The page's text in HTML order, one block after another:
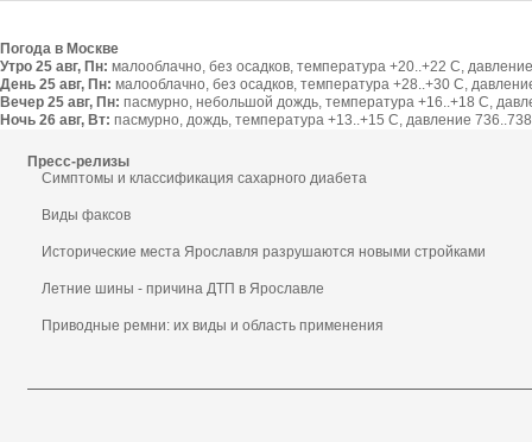
Погода в Москве
Утро 25 авг, Пн: малооблачно, без осадков, температура +20..+22 С,
День 25 авг, Пн: малооблачно, без осадков, температура +28..+30 С,
Вечер 25 авг, Пн: пасмурно, небольшой дождь, температура +16..+18 С,
Ночь 26 авг, Вт: пасмурно, дождь, температура +13..+15 С, давление
Пресс-релизы
Симптомы и классификация сахарного диабета
Виды факсов
Исторические места Ярославля разрушаются новыми стройками
Летние шины - причина ДТП в Ярославле
Приводные ремни: их виды и область применения